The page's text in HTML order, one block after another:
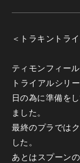
＜トラキントラ
ティモンフィー
トライアルシリ
日の為に準備を
ました。
最終のプラでは
した。
あとはスプーン